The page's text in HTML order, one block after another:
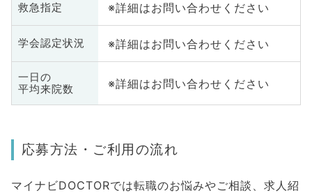
救急指定 ※詳細はお問い合わせください
学会認定状況 ※詳細はお問い合わせください
一日の
平均来院数
※詳細はお問い合わせください
応募方法・ご利用の流れ
マイナビDOCTORでは転職のお悩みやご相談、求人紹